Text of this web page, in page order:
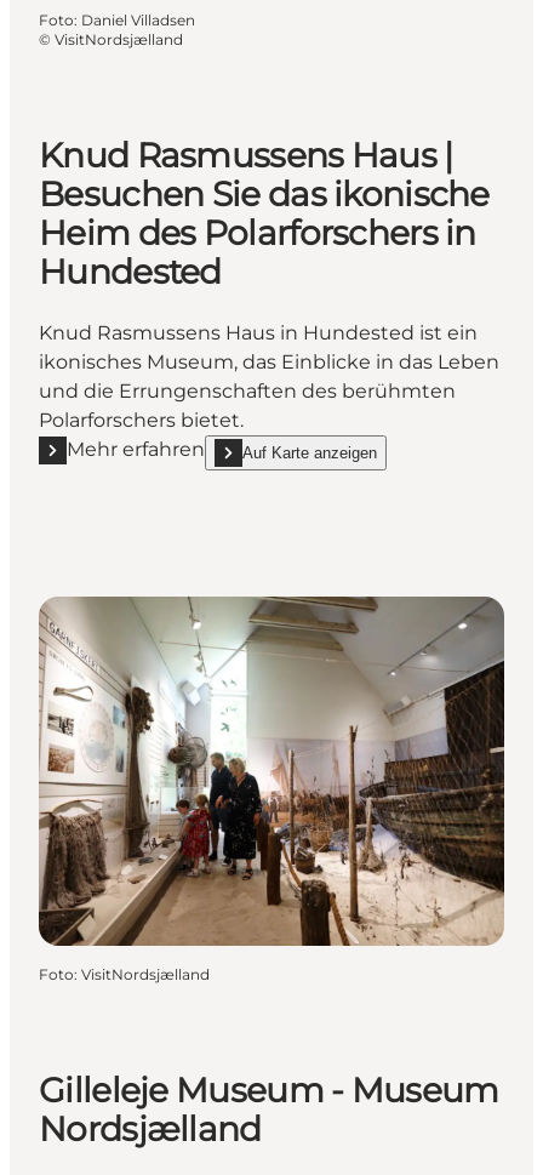
Foto: Daniel Villadsen
© VisitNordsjælland
Knud Rasmussens Haus |
Besuchen Sie das ikonische
Heim des Polarforschers in
Hundested
Knud Rasmussens Haus in Hundested ist ein
ikonisches Museum, das Einblicke in das Leben
und die Errungenschaften des berühmten
Polarforschers bietet.
Mehr erfahren
Mehr erfahren "Knud Rasmussens Haus |
Auf Karte anzeigen
show Knud Rasmussens Haus | Besuchen
Foto: VisitNordsjælland
Gilleleje Museum - Museum
Nordsjælland